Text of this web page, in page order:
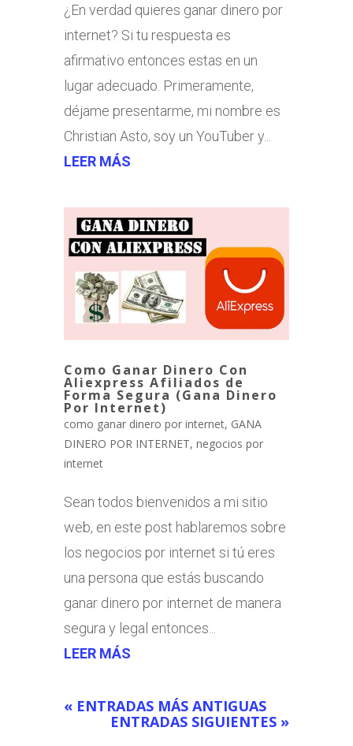
¿En verdad quieres ganar dinero por
internet? Si tu respuesta es
afirmativo entonces estas en un
lugar adecuado. Primeramente,
déjame presentarme, mi nombre es
Christian Asto, soy un YouTuber y...
LEER MÁS
Como Ganar Dinero Con
Aliexpress Afiliados de
Forma Segura (Gana Dinero
Por Internet)
como ganar dinero por internet, GANA
DINERO POR INTERNET, negocios por
internet
Sean todos bienvenidos a mi sitio
web, en este post hablaremos sobre
los negocios por internet si tú eres
una persona que estás buscando
ganar dinero por internet de manera
segura y legal entonces...
LEER MÁS
« ENTRADAS MÁS ANTIGUAS
ENTRADAS SIGUIENTES »